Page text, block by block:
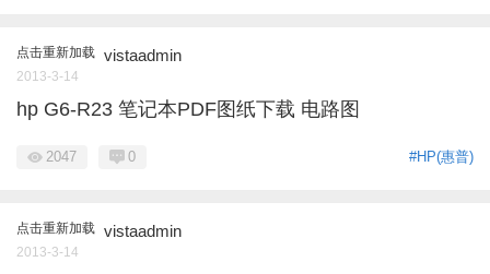
点击重新加载 vistaadmin
2013-3-14
hp G6-R23 笔记本PDF图纸下载 电路图
#HP(惠普)
2047 0
点击重新加载 vistaadmin
2013-3-14